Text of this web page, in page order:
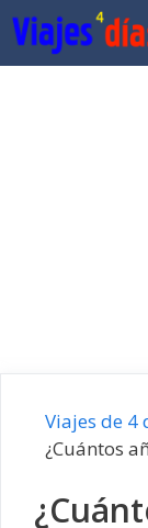
Saltar
al
contenido
Viajes de 4
¿Cuántos